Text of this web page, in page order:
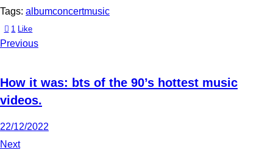
Tags: albumconcertmusic
1 Like
Previous
How it was: bts of the 90’s hottest music
videos.
22/12/2022
Next